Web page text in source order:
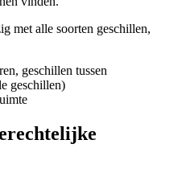
met alle soorten geschillen,
geschillen tussen
geschillen)